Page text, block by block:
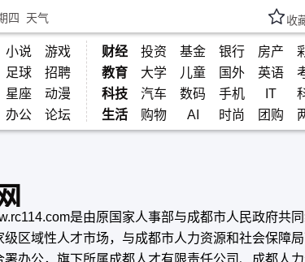
四 天气 收
小说
游戏
足球
招聘
星座
动漫
办公 论坛
财经 投资 基金 银行 房产
教育
大学 儿童 国外 英语
科技
汽车 数码 手机 IT
生活
购物 AI 时尚 团购
是由原国家人事部与成都市人民政府共
级区域性人才市场，与成都市人力资源和社会保障
署办公，旗下所属成都人才有限责任公司、成都人